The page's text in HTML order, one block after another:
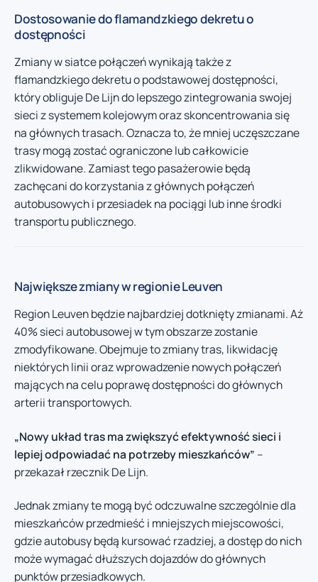
Dostosowanie do flamandzkiego dekretu o
dostępności
Zmiany w siatce połączeń wynikają także z
flamandzkiego dekretu o podstawowej dostępności,
który obliguje De Lijn do lepszego zintegrowania swojej
sieci z systemem kolejowym oraz skoncentrowania się
na głównych trasach. Oznacza to, że mniej uczęszczane
trasy mogą zostać ograniczone lub całkowicie
zlikwidowane. Zamiast tego pasażerowie będą
zachęcani do korzystania z głównych połączeń
autobusowych i przesiadek na pociągi lub inne środki
transportu publicznego.
Największe zmiany w regionie Leuven
Region Leuven będzie najbardziej dotknięty zmianami. Aż
40% sieci autobusowej w tym obszarze zostanie
zmodyfikowane. Obejmuje to zmiany tras, likwidację
niektórych linii oraz wprowadzenie nowych połączeń
mających na celu poprawę dostępności do głównych
arterii transportowych.
„Nowy układ tras ma zwiększyć efektywność sieci i
lepiej odpowiadać na potrzeby mieszkańców” –
przekazał rzecznik De Lijn.
Jednak zmiany te mogą być odczuwalne szczególnie dla
mieszkańców przedmieść i mniejszych miejscowości,
gdzie autobusy będą kursować rzadziej, a dostęp do nich
może wymagać dłuższych dojazdów do głównych
punktów przesiadkowych.